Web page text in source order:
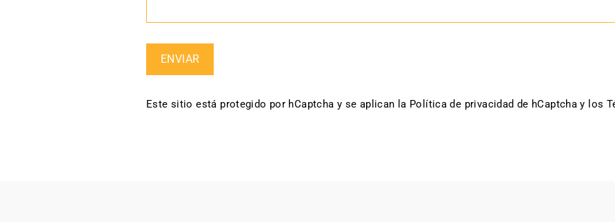
Enviar
ENVIAR
Este sitio está protegido por hCaptcha y se aplican la Política de privacidad de hCaptchay los